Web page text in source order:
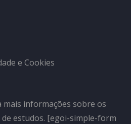
e Cookies
informações sobre os
estudos. [egoi-simple-form